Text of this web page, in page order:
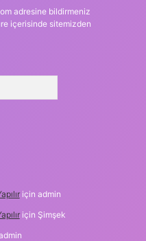
adresine bildirmeniz
içerisinde sitemizden
için admin
için Şimşek